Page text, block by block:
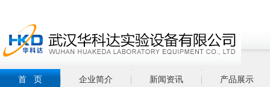
首 页 企业简介 新闻资讯 产品展示